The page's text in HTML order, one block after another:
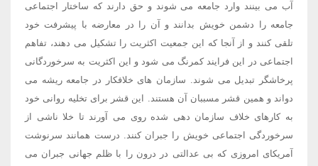
آب می بینند وارد جامعه می شوند و حق دارند که ساختار اجتماعی
جامعه را دشمن خویش بدانند و آن را در معارضه با پیشرفت خود
تلقی کنند و از آنجا که این جمعیت اکثریت را تشکیل می دهند، تفاهم
اجتماعی در این فرایند کمرنگ می شود و این اکثریت به سرخوردگانی
پرخاشگر تبدیل می شوند. سازمان های خلافکار در جامعه ریشه می
دواند و همین قشر مسببان آن هستند. این قشر برای تخلیه روانی خود
به کارهای خلاف سازمان دهی شده روی می آورند تا خلا ناشی از
سرخوردگی اجتماعی خویش را جبران کنند. درست همانند سرنوشت
آمریکای امروزی که بی عدالتی در درون را با ظلم جهانی جبران می